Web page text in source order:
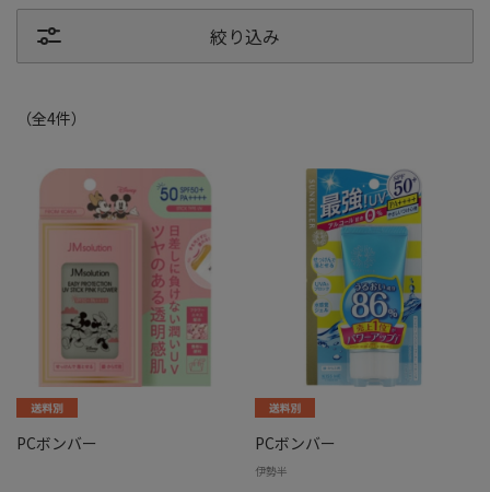
絞り込み
（全4件）
PCボンバー PCボンバー
伊勢半